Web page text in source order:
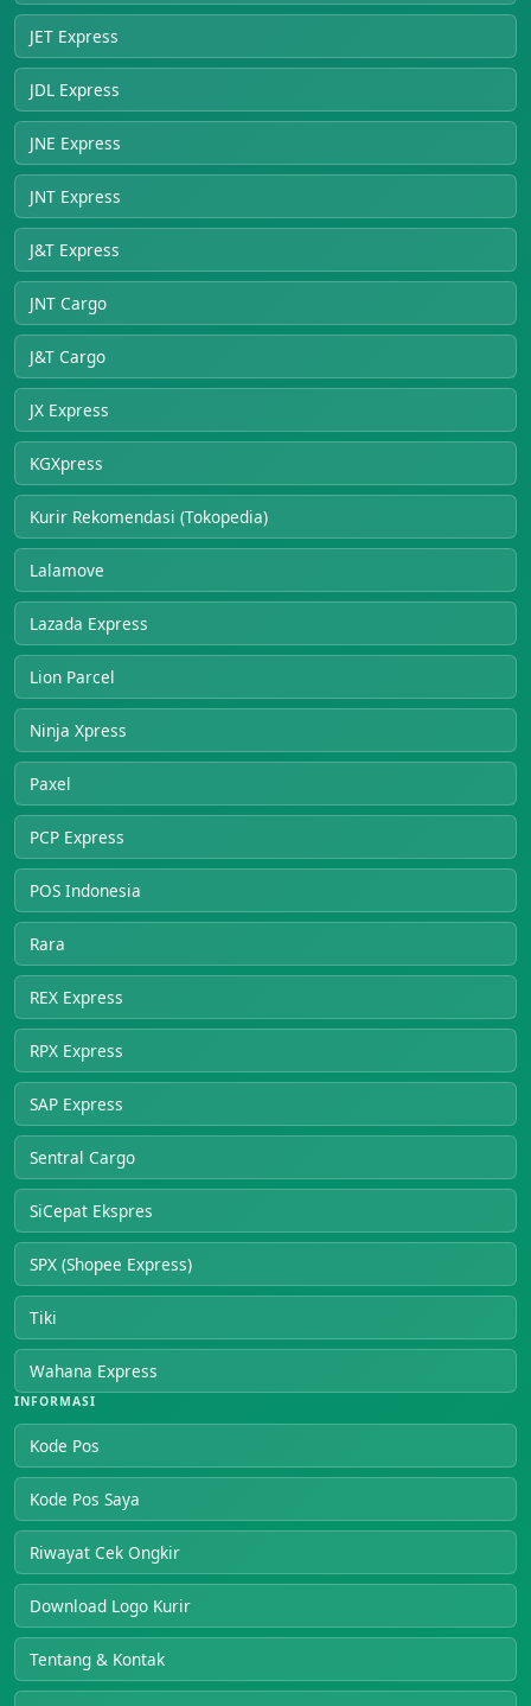
JET Express
JDL Express
JNE Express
JNT Express
J&T Express
JNT Cargo
J&T Cargo
JX Express
KGXpress
Kurir Rekomendasi (Tokopedia)
Lalamove
Lazada Express
Lion Parcel
Ninja Xpress
Paxel
PCP Express
POS Indonesia
Rara
REX Express
RPX Express
SAP Express
Sentral Cargo
SiCepat Ekspres
SPX (Shopee Express)
Tiki
Wahana Express
INFORMASI
Kode Pos
Kode Pos Saya
Riwayat Cek Ongkir
Download Logo Kurir
Tentang & Kontak